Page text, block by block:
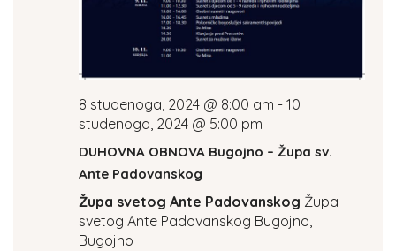
8 studenoga, 2024 @ 8:00 am - 10
studenoga, 2024 @ 5:00 pm
DUHOVNA OBNOVA Bugojno – Župa sv.
Ante Padovanskog
Župa svetog Ante Padovanskog Župa
svetog Ante Padovanskog Bugojno,
Bugojno